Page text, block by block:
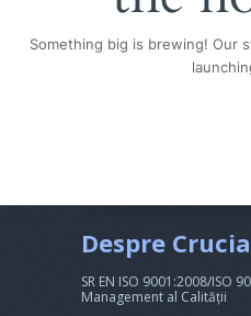
Something big is brewing! Our
Despre
SR EN ISO 9001:2008/ISO
Management al Calității